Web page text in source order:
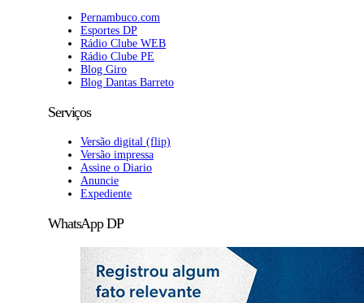
Pernambuco.com
Esportes DP
Rádio Clube WEB
Rádio Clube PE
Blog Giro
Blog Dantas Barreto
Serviços
Versão digital (flip)
Versão impressa
Assine o Diario
Anuncie
Expediente
WhatsApp DP